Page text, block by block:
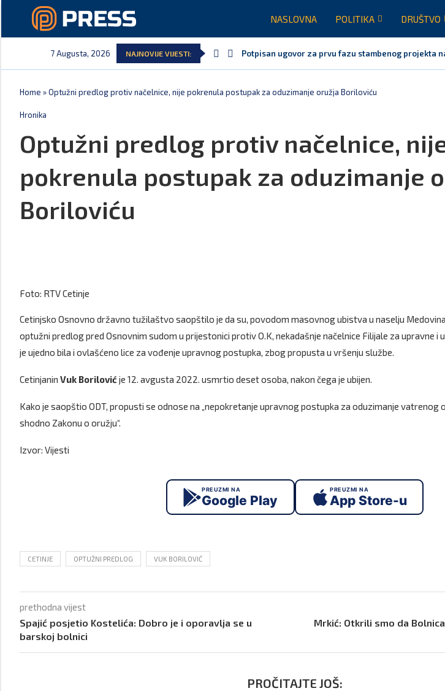
NASLOVNA POLITIKA DRUŠTVO
7 Augusta, 2026 NAJNOVIJE VIJESTI: Potpisan ugovor za prvu fazu stambenog projekta
Home »Optužni predlog protiv načelnice, nije pokrenula postupak za oduzimanje oružja Boriloviću
Hronika
Optužni predlog protiv načelnice,
pokrenula postupak za oduzimanje
Boriloviću
Foto: RTV Cetinje
Cetinjsko Osnovno državno tužilaštvo saopštilo je da su, povodom masovnog ubistva u naselju
optužni predlog pred Osnovnim sudom u prijestonici protiv O.K, nekadašnje načelnice Filijale za upravne i
je ujedno bila i ovlašćeno lice za vođenje upravnog postupka, zbog propusta u vršenju službe.
Cetinjanin Vuk Borilović je 12. avgusta 2022. usmrtio deset osoba, nakon čega je ubijen.
Kako je saopštio ODT, propusti se odnose na „nepokretanje upravnog postupka za oduzimanje vatrenog
shodno Zakonu o oružju“.
Izvor: Vijesti
PREUZMI NA
Google Play
PREUZMI NA
App Store-u
CETINJE OPTUŽNI PREDLOG VUK BORILOVIĆ
prethodna vijest
Spajić posjetio Kostelića: Dobro je i oporavlja se u
barskoj bolnici
Mrkić: Otkrili smo da
PROČITAJTE JOŠ: